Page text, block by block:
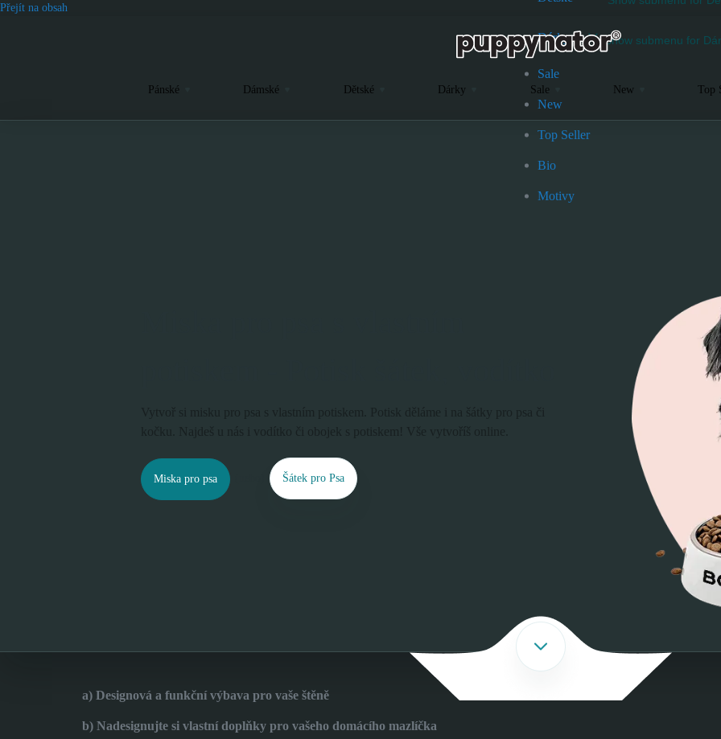
Přejít na obsah
Dárky Show submenu for
Sale
New
Top Seller
Bio
Motivy
Pánské Dámské Dětské Dárky Sale New Top
Miska pro psa Šátek pro Psa
a) Designová a funkční výbava pro vaše štěně
b) Nadesignujte si vlastní doplňky pro vašeho domácího mazlíčka